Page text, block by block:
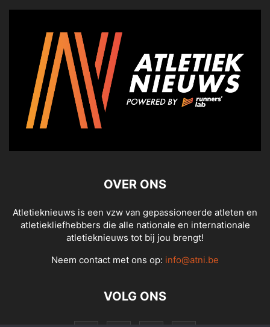
OVER ONS
Atletieknieuws is een vzw van gepassioneerde atleten en
atletiekliefhebbers die alle nationale en internationale
atletieknieuws tot bij jou brengt!
Neem contact met ons op: info@atni.be
VOLG ONS